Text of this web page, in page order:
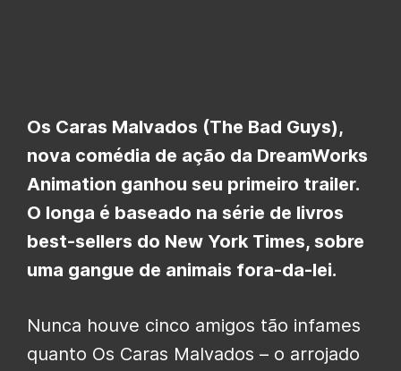
Os Caras Malvados (The Bad Guys),
nova comédia de ação da DreamWorks
Animation ganhou seu primeiro trailer.
O longa é baseado na série de livros
best-sellers do New York Times, sobre
uma gangue de animais fora-da-lei.
Nunca houve cinco amigos tão infames
quanto Os Caras Malvados – o arrojado